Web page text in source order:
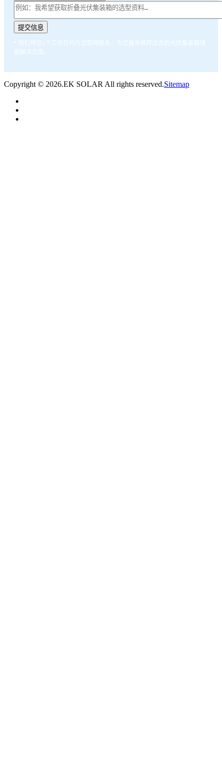
* 我们将在1个工作日内与您取得联系，为您量身推荐适合的光伏集装箱储
能解决方案。
Copyright © 2026.EK SOLAR All rights reserved.Sitemap